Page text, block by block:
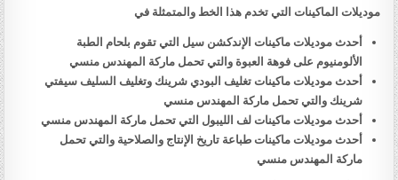
موديلات الماكينات التي تخدم هذا الخط والمتمثلة في
أحدث موديلات ماكينات الإندكشن سيل التي تقوم بلحام الطبة
الألومنيوم على فوهة العبوة والتي تحمل ماركة المهندس منسي
أحدث موديلات ماكينات تغليف البودي شرينك وتغليف السليف سيفتي
شرينك والتي تحمل ماركة المهندس منسي
أحدث موديلات ماكينات لف الليبول التي تحمل ماركة المهندس منسي
أحدث موديلات ماكينات طباعة تاريخ الإنتاج والصلاحية والتي تحمل
ماركة المهندس منسي